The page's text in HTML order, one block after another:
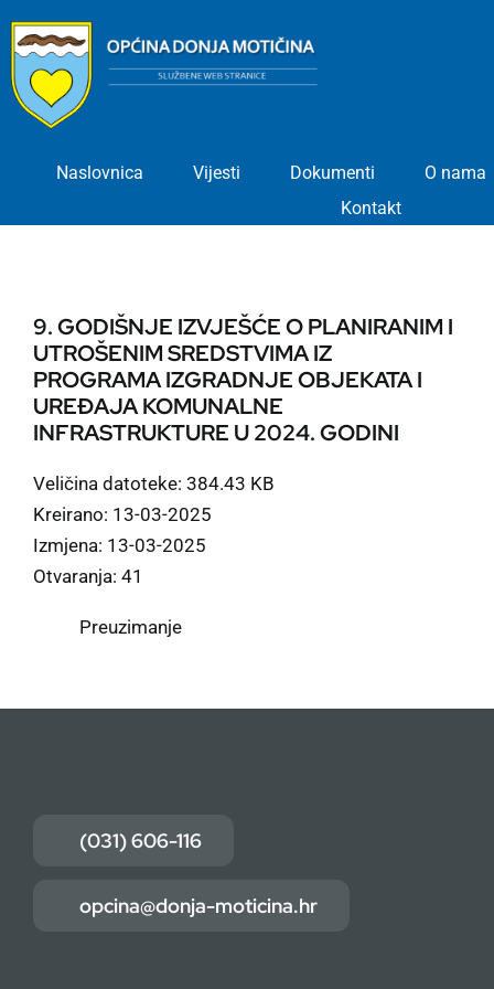
content
Naslovnica Vijesti Dokumenti
O nama
Kontakt
9. GODIŠNJE IZVJEŠĆE O PLANIRANIM I
UTROŠENIM SREDSTVIMA IZ
PROGRAMA IZGRADNJE OBJEKATA I
UREĐAJA KOMUNALNE
INFRASTRUKTURE U 2024. GODINI
Veličina datoteke: 384.43 KB
Kreirano: 13-03-2025
Izmjena: 13-03-2025
Otvaranja: 41
Preuzimanje
(031) 606-116
opcina@donja-moticina.hr